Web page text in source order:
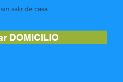
salir de casa
DOMICILIO